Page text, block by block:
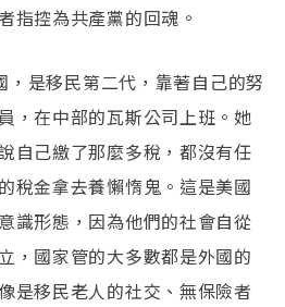
指控為共產黨的回魂。
是移民第二代，靠著自己的努
，在中部的瓦斯公司上班。她
自己繳了那麼多稅，都沒有任
稅金拿去養懶惰鬼。這是美國
識形態，因為他們的社會自從
，國家管的大多數都是外國的
是移民老人的社交、無保險者